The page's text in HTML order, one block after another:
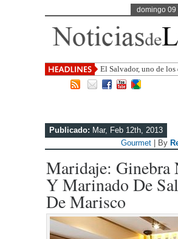
domingo 09
El Salvador, uno de los
mayor proyección de
Publicado: Mar, Feb 12th, 2013
Gourmet | By
Maridaje: Ginebra
Y Marinado De
De Marisco